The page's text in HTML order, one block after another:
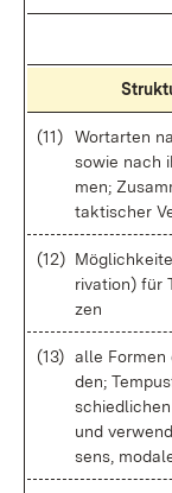
(11)
Wort­ar­ten
so­wie nach
men;
tak­ti­scher
(12)
ri­va­ti­on) für
zen
(13) al­le For­men
den;
und
sens,